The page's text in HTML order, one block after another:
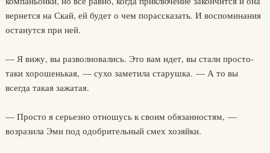
вернется на Скай, ей будет о чем порассказать. И воспоминания
останутся при ней.
— Я вижу, вы разволновались. Это вам идет, вы стали просто-
таки хорошенькая, — сухо заметила старушка. — А то вы
всегда такая зажатая.
— Просто я серьезно отношусь к своим обязанностям, —
возразила Эми под одобрительный смех хозяйки.